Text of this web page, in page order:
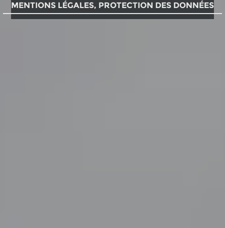
MENTIONS LÉGALES, PROTECTION DES DONNÉES